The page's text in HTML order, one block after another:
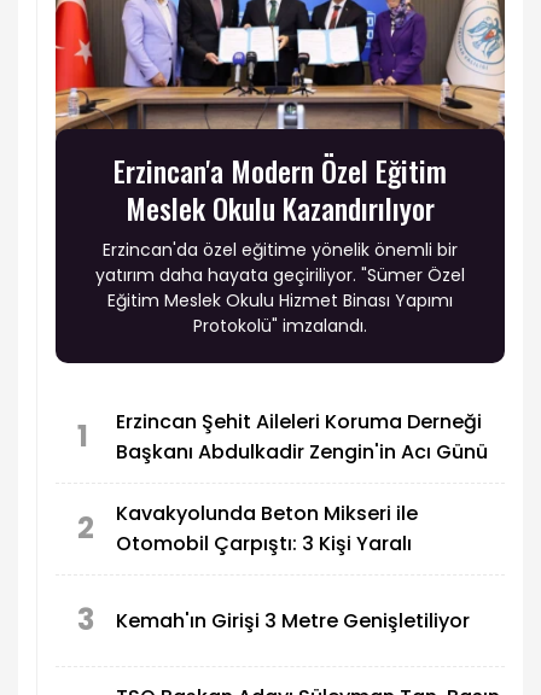
Erzincan'a Modern Özel Eğitim
Meslek Okulu Kazandırılıyor
Erzincan'da özel eğitime yönelik önemli bir
yatırım daha hayata geçiriliyor. "Sümer Özel
Eğitim Meslek Okulu Hizmet Binası Yapımı
Protokolü" imzalandı.
1
Erzincan Şehit Aileleri Koruma Derneği
Başkanı Abdulkadir Zengin'in Acı Günü
2
Kavakyolunda Beton Mikseri ile
Otomobil Çarpıştı: 3 Kişi Yaralı
3 Kemah'ın Girişi 3 Metre Genişletiliyor